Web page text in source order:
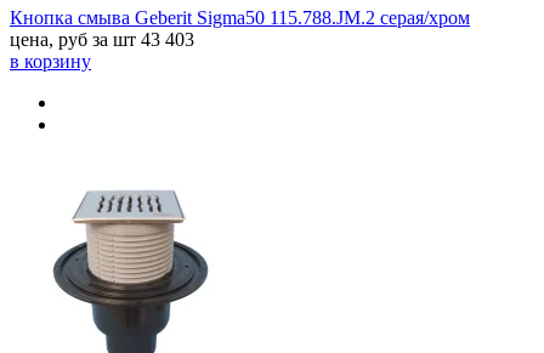
Кнопка смыва Geberit Sigma50 115.788.JM.2 серая/хром
цена, руб за шт 43 403
в корзину